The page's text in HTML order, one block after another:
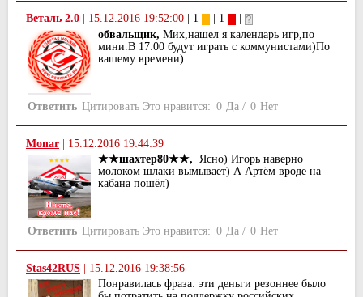
Веталь 2.0 15.12.2016 19:52:00 | 1 | 1
обвальщик, Мих,нашел я календарь игр,по
мини.В 17:00 будут играть с коммунистами)По
вашему времени)
Ответить Цитировать Это нравится: 0 Да / 0 Нет
Monar
15.12.2016 19:44:39
★★шахтер80★★, Ясно) Игорь наверно
молоком шлаки вымывает) А Артём вроде на
кабана пошёл)
Ответить Цитировать Это нравится: 0 Да / 0 Нет
Stas42RUS
15.12.2016 19:38:56
Понравилась фраза: эти деньги резоннее было